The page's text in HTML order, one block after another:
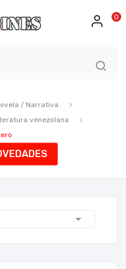
0
/ Narrativa
venezolana
